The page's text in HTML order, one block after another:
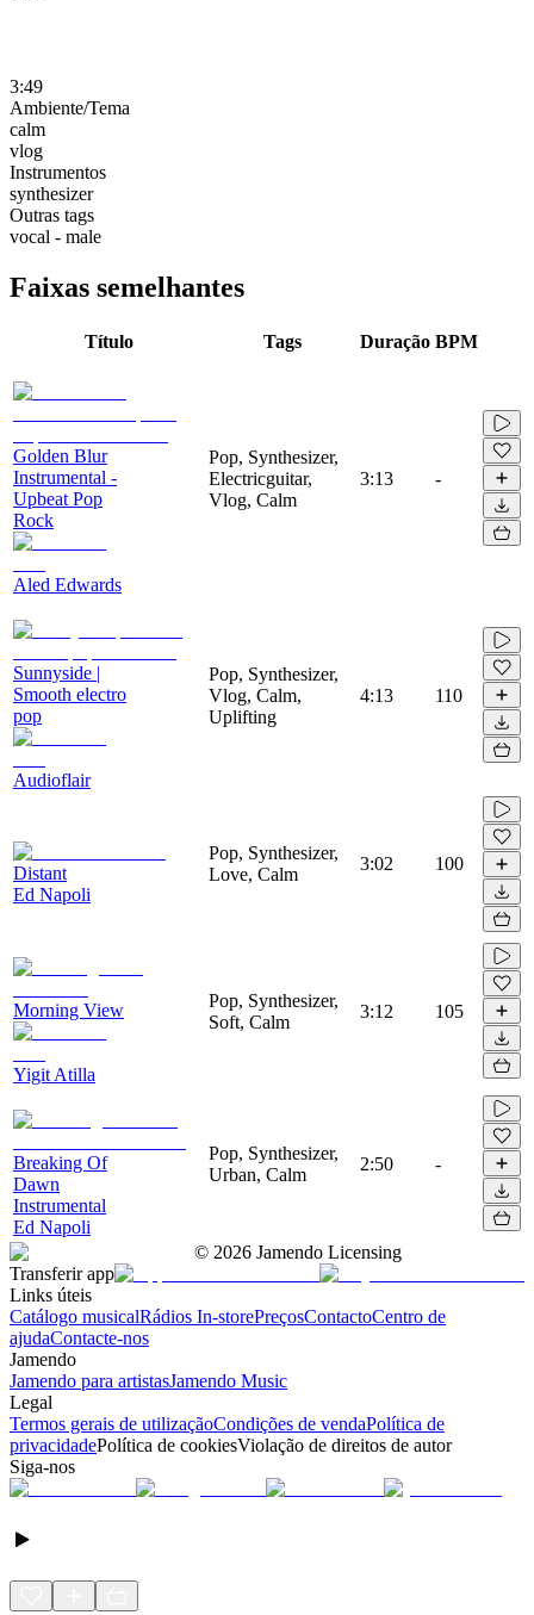
3:49
Ambiente/Tema
calm
vlog
Instrumentos
synthesizer
Outras tags
vocal - male
Faixas semelhantes
Título Tags Duração BPM
Golden Blur
Instrumental -
Upbeat Pop
Rock
Aled Edwards
Pop, Synthesizer,
Electricguitar,
Vlog, Calm
3:13 -
Sunnyside |
Smooth electro
pop
Audioflair
Pop, Synthesizer,
Vlog, Calm,
Uplifting
4:13 110
Distant
Ed Napoli
Pop, Synthesizer,
Love, Calm
3:02 100
Morning View
Yigit Atilla
Pop, Synthesizer,
Soft, Calm
3:12 105
Breaking Of
Dawn
Instrumental
Ed Napoli
Pop, Synthesizer,
Urban, Calm
2:50 -
© 2026 Jamendo Licensing
Transferir app
Links úteis
Catálogo musicalRádios In-storePreçosContactoCentro de
ajudaContacte-nos
Jamendo
Jamendo para artistasJamendo Music
Legal
Termos gerais de utilizaçãoCondições de vendaPolítica de
privacidadePolítica de cookiesViolação de direitos de autor
Siga-nos